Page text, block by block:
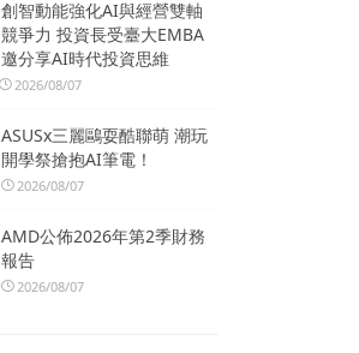
創智動能強化AI與經營雙軸
競爭力 投資長受臺大EMBA
邀分享AI時代投資思維
2026/08/07
ASUSx三麗鷗耍酷聯萌 潮玩
開學祭搶抱AI筆電！
2026/08/07
AMD公佈2026年第2季財務
報告
2026/08/07